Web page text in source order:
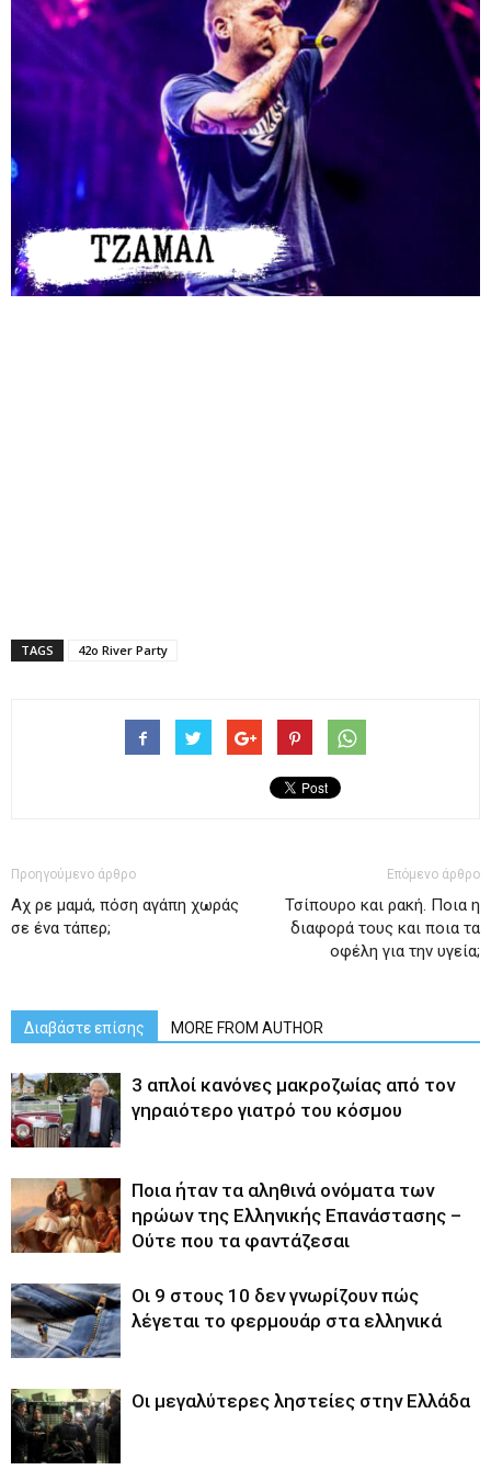
TAGS 42ο River Party
Προηγούμενο άρθρο
Αχ ρε μαμά, πόση αγάπη χωράς
σε ένα τάπερ;
Επόμενο άρθρο
Τσίπουρο και ρακή. Ποια η
διαφορά τους και ποια τα
οφέλη για την υγεία;
Διαβάστε επίσης MORE FROM AUTHOR
3 απλοί κανόνες μακροζωίας από τον
γηραιότερο γιατρό του κόσμου
Ποια ήταν τα αληθινά ονόματα των
ηρώων της Ελληνικής Επανάστασης –
Ούτε που τα φαντάζεσαι
Οι 9 στους 10 δεν γνωρίζουν πώς
λέγεται το φερμουάρ στα ελληνικά
Οι μεγαλύτερες ληστείες στην Ελλάδα